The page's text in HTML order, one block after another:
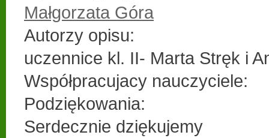
Małgorzata Góra
Autorzy opisu:
uczennice kl. II- Marta Stręk i
Współpracujacy nauczyciele:
Podziękowania:
Serdecznie dziękujemy